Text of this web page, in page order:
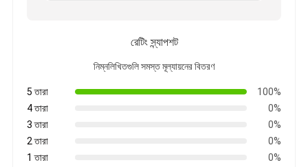
রেটিং স্ন্যাপশট
নিম্নলিখিতগুলি সমস্ত মূল্যায়নের বিতরণ
5 তারা
100%
4 তারা
0%
3 তারা
0%
2 তারা
0%
1 তারা
0%